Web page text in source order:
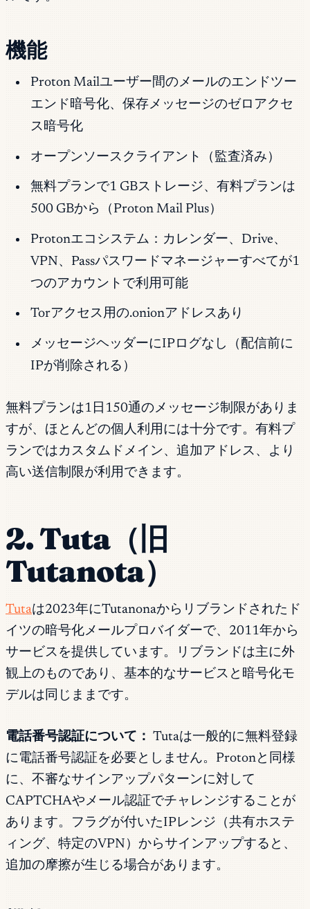
機能
Proton Mailユーザー間のメールのエンドツー
エンド暗号化、保存メッセージのゼロアクセ
ス暗号化
オープンソースクライアント（監査済み）
無料プランで1 GBストレージ、有料プランは
500 GBから（Proton Mail Plus）
Protonエコシステム：カレンダー、Drive、
VPN、Passパスワードマネージャーすべてが1
つのアカウントで利用可能
Torアクセス用の.onionアドレスあり
メッセージヘッダーにIPログなし（配信前に
IPが削除される）
無料プランは1日150通のメッセージ制限がありま
すが、ほとんどの個人利用には十分です。有料プ
ランではカスタムドメイン、追加アドレス、より
高い送信制限が利用できます。
2. Tuta（旧
Tutanota）
Tutaは2023年にTutanonaからリブランドされたド
イツの暗号化メールプロバイダーで、2011年から
サービスを提供しています。リブランドは主に外
観上のものであり、基本的なサービスと暗号化モ
デルは同じままです。
電話番号認証について： Tutaは一般的に無料登録
に電話番号認証を必要としません。Protonと同様
に、不審なサインアップパターンに対して
CAPTCHAやメール認証でチャレンジすることが
あります。フラグが付いたIPレンジ（共有ホステ
ィング、特定のVPN）からサインアップすると、
追加の摩擦が生じる場合があります。